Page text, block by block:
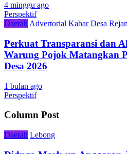
4 minggu ago
Perspektif
Daerah Advertorial Kabar Desa
Perkuat Transparansi dan
Warung Pojok Matangkan
Desa 2026
1 bulan ago
Perspektif
Column Post
Daerah Lebong